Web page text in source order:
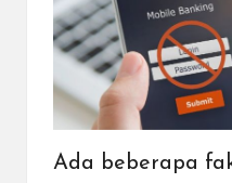
Ada beberapa